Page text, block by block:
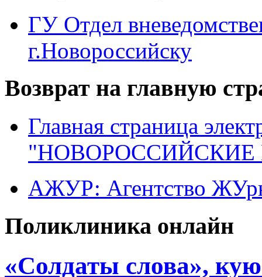
ГУ Отдел
г.Новороссийску
Возврат на главную
Главная страница
"НОВОРОССИЙСКИЕ
АЖУР: Агентство
Поликлиника онлайн
«Солдаты слова»,